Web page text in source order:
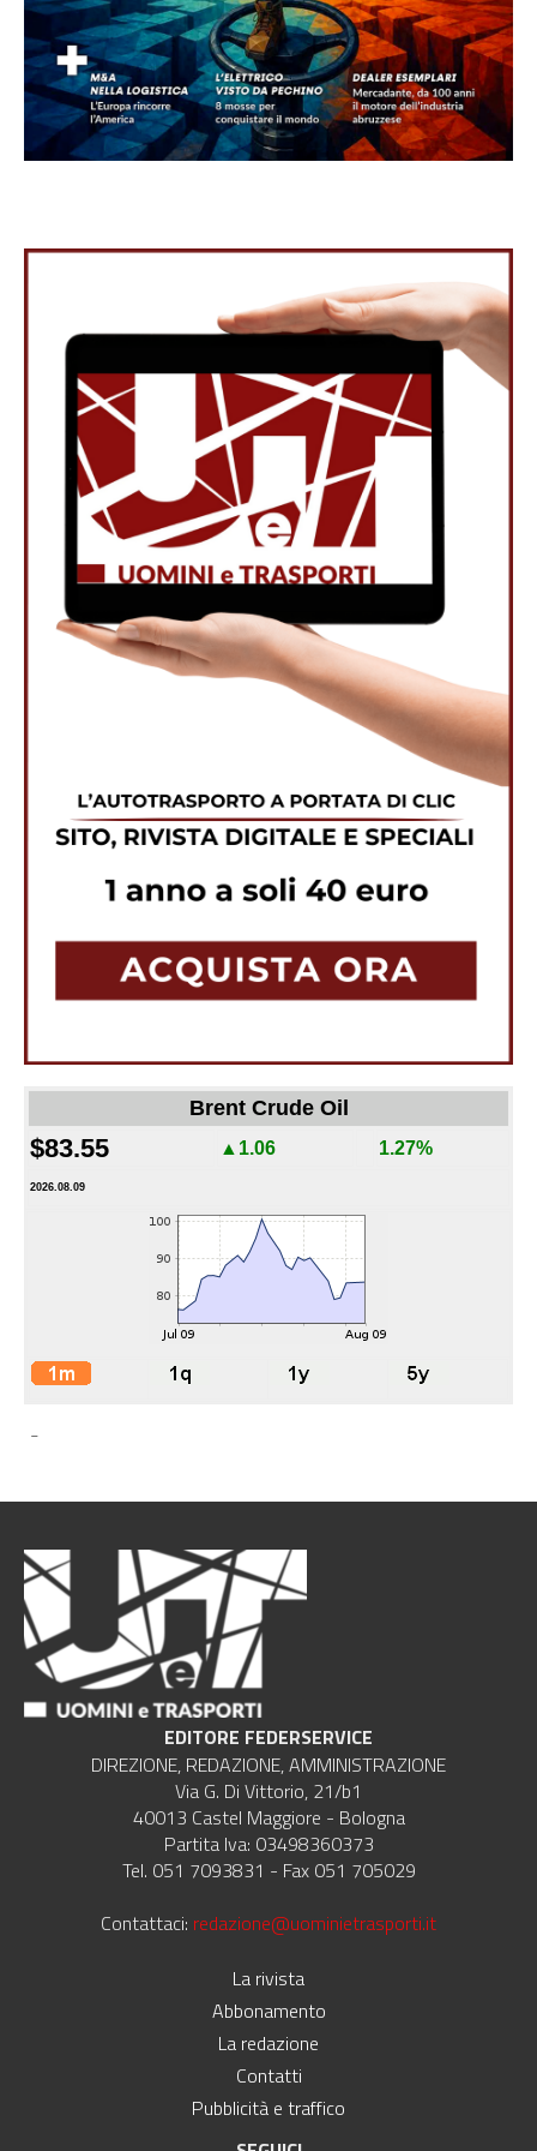
Brent Crude Oil
$83.55 ▲1.06 1.27%
2026.08.09
-
EDITORE FEDERSERVICE
DIREZIONE, REDAZIONE, AMMINISTRAZIONE
Via G. Di Vittorio, 21/b1
40013 Castel Maggiore - Bologna
Partita Iva: 03498360373
Tel. 051 7093831 - Fax 051 705029
Contattaci: redazione@uominietrasporti.it
La rivista
Abbonamento
La redazione
Contatti
Pubblicità e traffico